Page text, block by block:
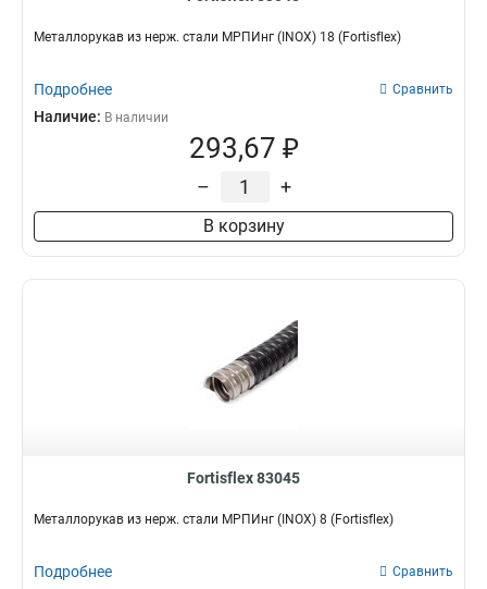
Металлорукав из нерж. стали МРПИнг (INOX) 18 (Fortisflex)
Подробнее Сравнить
Наличие: В наличии
293,67 ₽
– +
В корзину
Fortisflex 83045
Металлорукав из нерж. стали МРПИнг (INOX) 8 (Fortisflex)
Подробнее Сравнить